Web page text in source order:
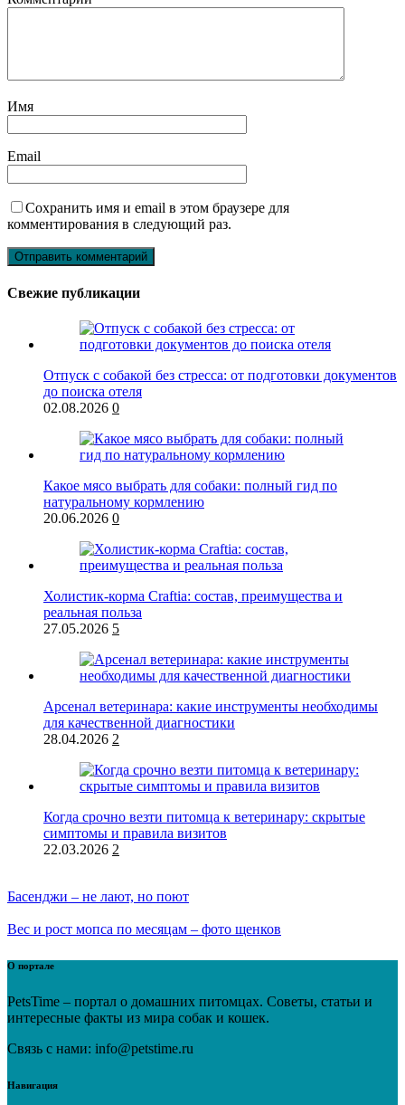
Имя
Email
Сохранить имя и email в этом браузере для
комментирования в следующий раз.
Свежие публикации
Отпуск с собакой без стресса: от подготовки документов
до поиска отеля
02.08.2026 0
Какое мясо выбрать для собаки: полный гид по
натуральному кормлению
20.06.2026 0
Холистик-корма Craftia: состав, преимущества и
реальная польза
27.05.2026 5
Арсенал ветеринара: какие инструменты необходимы
для качественной диагностики
28.04.2026 2
Когда срочно везти питомца к ветеринару: скрытые
симптомы и правила визитов
22.03.2026 2
Басенджи – не лают, но поют
Вес и рост мопса по месяцам – фото щенков
О портале
PetsTime – портал о домашних питомцах. Советы, статьи и
интересные факты из мира собак и кошек.
Связь с нами: info@petstime.ru
Навигация